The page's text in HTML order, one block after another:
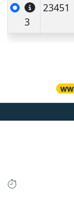
3
23451